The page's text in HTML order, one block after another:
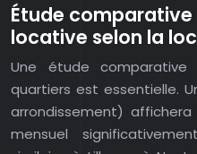
Étude
locative selon la
Une étude
quartiers est essentielle.
arrondissement)
mensuel